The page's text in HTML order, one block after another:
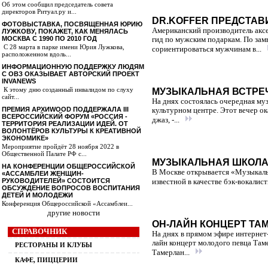
Об этом сообщил председатель совета
директоров Ритуал.ру и...
ФОТОВЫСТАВКА, ПОСВЯЩЕННАЯ ЮРИЮ
ЛУЖКОВУ, ПОКАЖЕТ, КАК МЕНЯЛАСЬ
МОСКВА С 1990 ПО 2010 ГОД
С 28 марта в парке имени Юрия Лужкова,
расположенном вдоль...
ИНФОРМАЦИОННУЮ ПОДДЕРЖКУ ЛЮДЯМ
С ОВЗ ОКАЗЫВАЕТ АВТОРСКИЙ ПРОЕКТ
INVANEWS
К этому дню созданный инвалидом по слуху
сайт...
ПРЕМИЯ АРХИWOOD ПОДДЕРЖАЛА III
ВСЕРОССИЙСКИЙ ФОРУМ «РОССИЯ -
ТЕРРИТОРИЯ РЕАЛИЗАЦИИ ИДЕЙ. ОТ
ВОЛОНТЁРОВ КУЛЬТУРЫ К КРЕАТИВНОЙ
ЭКОНОМИКЕ»
Мероприятие пройдёт 28 ноября 2022 в
Общественной Палате РФ с...
НА КОНФЕРЕНЦИИ ОБЩЕРОССИЙСКОЙ
«АССАМБЛЕИ ЖЕНЩИН-
РУКОВОДИТЕЛЕЙ» СОСТОИТСЯ
ОБСУЖДЕНИЕ ВОПРОСОВ ВОСПИТАНИЯ
ДЕТЕЙ И МОЛОДЕЖИ
Конференция Общероссийской «Ассамблеи...
другие новости
СПРАВОЧНИК
РЕСТОРАНЫ И КЛУБЫ
КАФЕ, ПИЦЦЕРИИ
DR.KOFFER
Американский производитель
гид по мужским подаркам. По
сориентироваться мужчинам в...
МУЗЫКАЛЬНАЯ
На днях состоялась очередная
культурном центре. Этот вечер
джаз, -...
МУЗЫКАЛЬНАЯ
В Москве открывается
известной в качестве бэк-
ОН-ЛАЙН КОНЦЕРТ
На днях в прямом эфире
лайн концерт молодого певца
Тамерлан...